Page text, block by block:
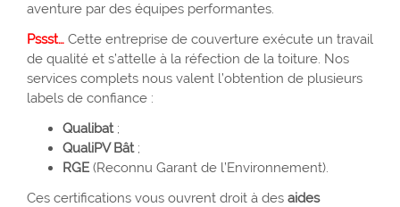
aventure par des équipes performantes.
Pssst… Cette entreprise de couverture exécute un travail
de qualité et s’attelle à la réfection de la toiture. Nos
services complets nous valent l’obtention de plusieurs
labels de confiance :
Qualibat ;
QualiPV Bât;
RGE (Reconnu Garant de l’Environnement).
Ces certifications vous ouvrent droit à des aides